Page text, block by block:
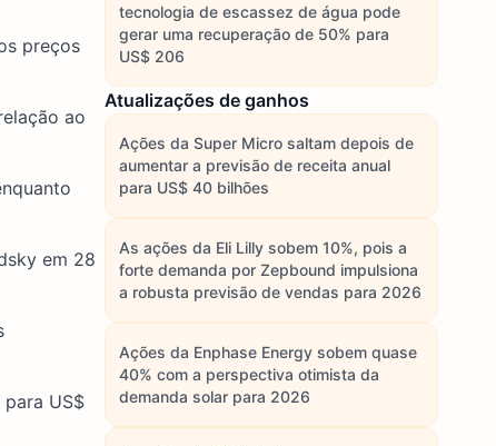
preços
ao
em 28
US$
tecnologia de escassez de água pode
gerar uma recuperação de 50% para
US$ 206
Atualizações de ganhos
Ações da Super Micro saltam depois de
aumentar a previsão de receita anual
para US$ 40 bilhões
As ações da Eli Lilly sobem 10%, pois a
forte demanda por Zepbound impulsiona
a robusta previsão de vendas para 2026
Ações da Enphase Energy sobem quase
40% com a perspectiva otimista da
demanda solar para 2026